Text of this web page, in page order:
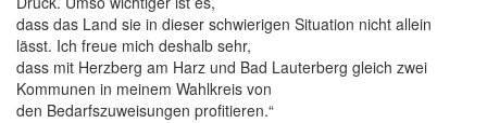
dass das Land sie in dieser schwierigen Situation nicht allein
lässt. Ich freue mich deshalb sehr,
dass mit Herzberg am Harz und Bad Lauterberg gleich zwei
Kommunen in meinem Wahlkreis von
den Bedarfszuweisungen profitieren.“